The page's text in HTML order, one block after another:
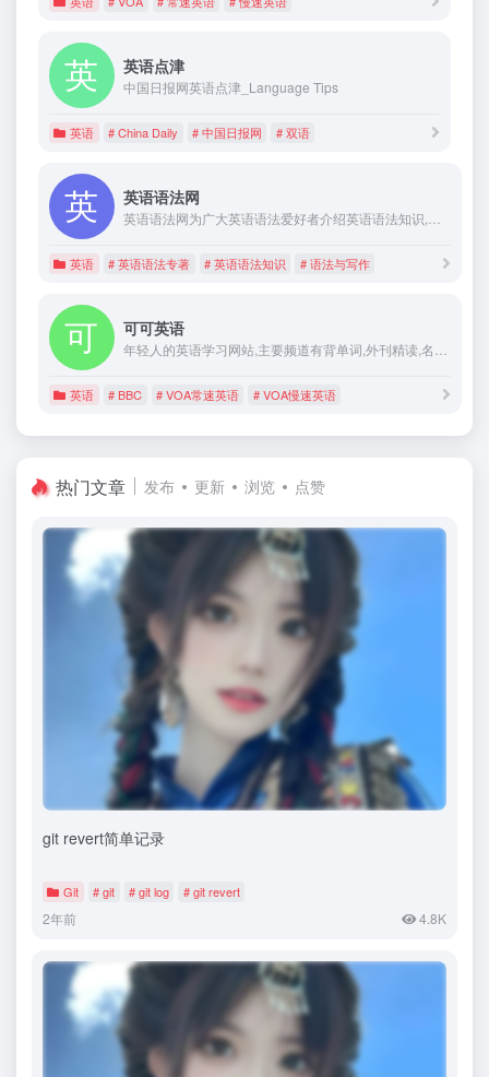
英语点津
中国日报网英语点津_Language Tips
英语 # China Daily # 中国日报网 # 双语
英语语法网
英语 # 英语语法专著 # 英语语法知识 # 语法与写作
可可英语
英语 # BBC # VOA常速英语 # VOA慢速英语
热门文章 发布 更新 浏览 点赞
git revert简单记录
Git # git # git log # git revert
2年前 4.8K